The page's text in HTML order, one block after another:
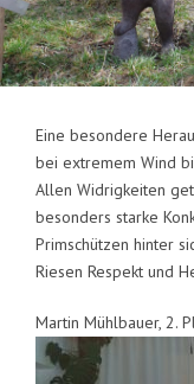
Eine besondere
bei extremem Wind
Allen Widrigkeiten
besonders starke
Primschützen hinter
Riesen Respekt und
Martin Mühlbauer, 2.